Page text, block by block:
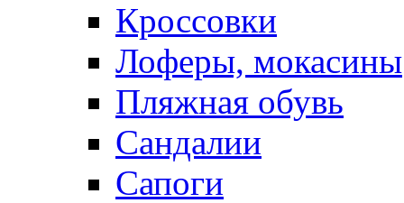
Кроссовки
Лоферы, мокасины
Пляжная обувь
Сандалии
Сапоги